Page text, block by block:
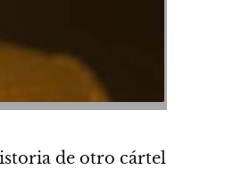
de otro cártel